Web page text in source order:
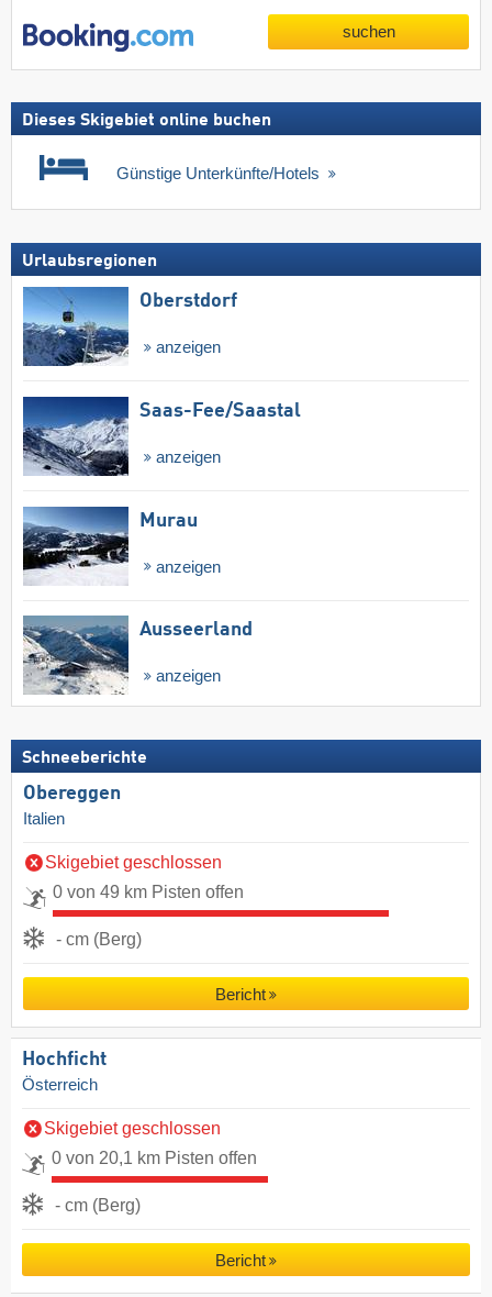
suchen
Dieses Skigebiet online buchen
Günstige Unterkünfte/Hotels
Urlaubsregionen
Oberstdorf
anzeigen
Saas-Fee/​Saastal
anzeigen
Murau
anzeigen
Ausseerland
anzeigen
Schneeberichte
Obereggen
Italien
Skigebiet geschlossen
0 von 49 km Pisten offen
- cm (Berg)
Bericht
Hochficht
Österreich
Skigebiet geschlossen
0 von 20,1 km Pisten offen
- cm (Berg)
Bericht